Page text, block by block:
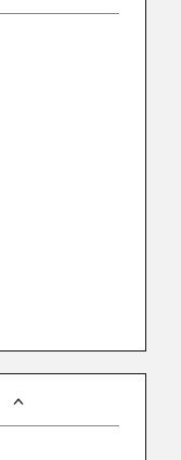
カラフルなテ
ト数を．．．w
が生えてますか